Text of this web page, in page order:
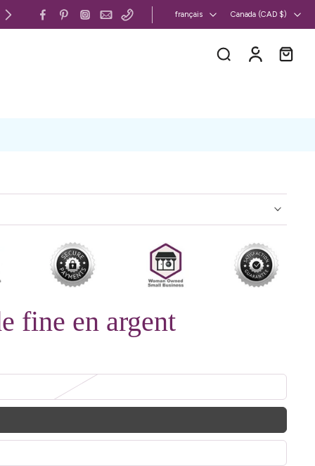
Canada et États-Unis : livraison gratuite
français Canada ‎(CAD $)‎
fine en argent